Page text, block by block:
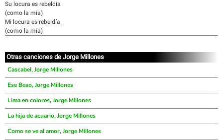
Su locura es rebeldía
(como la mía)
Mi locura es rebeldía.
(como la mía)
Otras canciones de Jorge Millones
Cascabel, Jorge Millones
Ese Beso, Jorge Millones
Lima en colores, Jorge Millones
La hija de acuario, Jorge Millones
Como se ve al amor, Jorge Millones